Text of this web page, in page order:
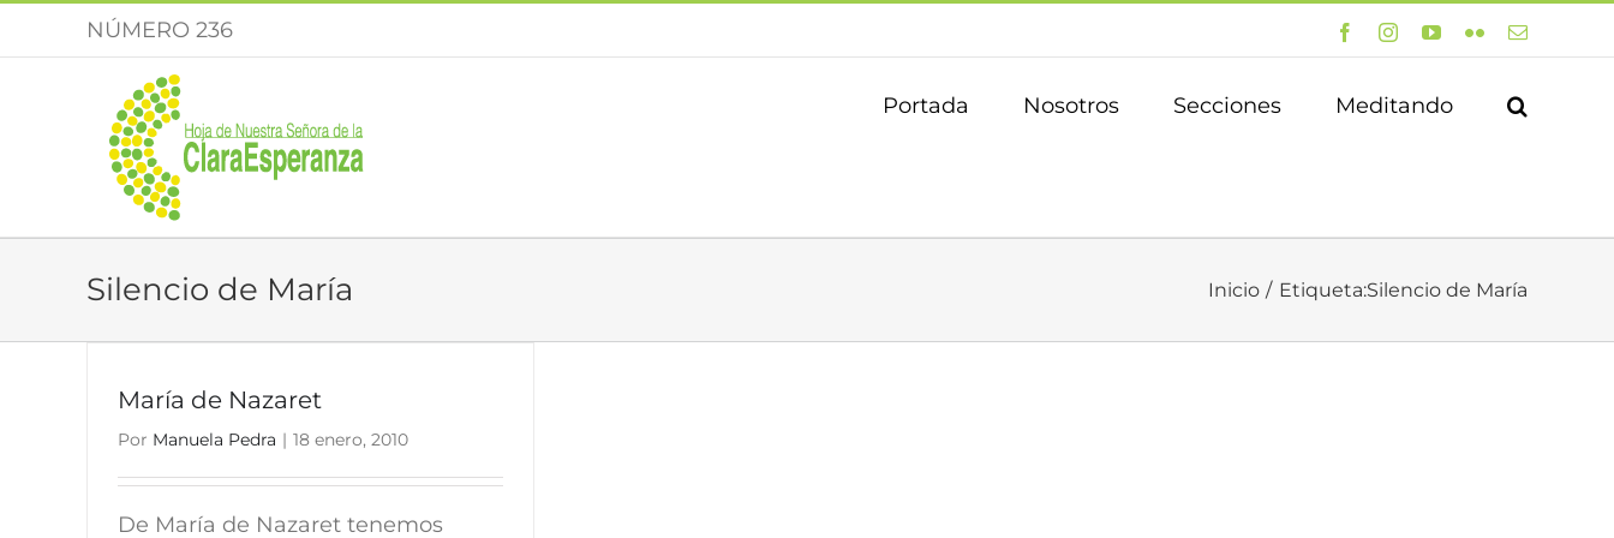
NÚMERO 236 FacebookInstagramYouTube
FlickrCorreo
Portada Nosotros Secciones Meditando
Silencio de María Inicio Etiqueta:Silencio de María
María de Nazaret
Por Manuela Pedra | 18 enero, 2010
De María de Nazaret tenemos